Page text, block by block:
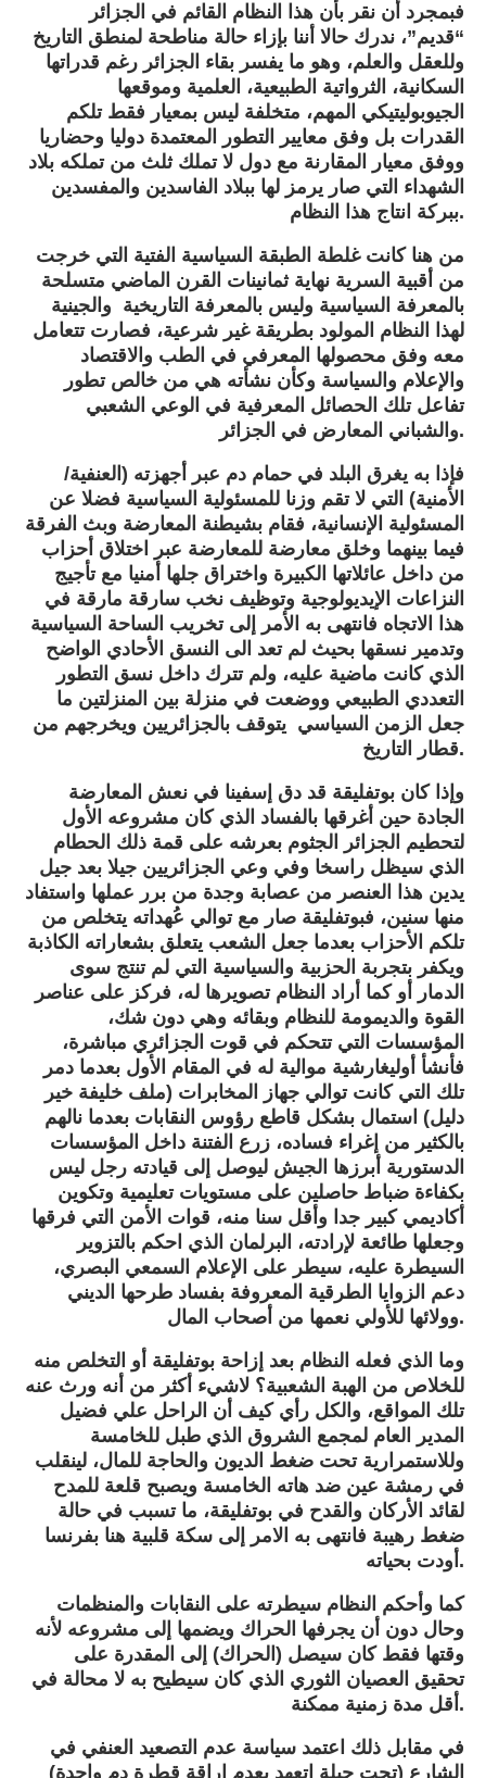
فبمجرد أن نقر بأن هذا النظام القائم في الجزائر
“قديم”، ندرك حالا أننا بإزاء حالة مناطحة لمنطق التاريخ
وللعقل والعلم، وهو ما يفسر بقاء الجزائر رغم قدراتها
السكانية، الثرواتية الطبيعية، العلمية وموقعها
الجيوبوليتيكي المهم، متخلفة ليس بمعيار فقط تلكم
القدرات بل وفق معايير التطور المعتمدة دوليا وحضاريا
ووفق معيار المقارنة مع دول لا تملك ثلث من تملكه بلاد
الشهداء التي صار يرمز لها ببلاد الفاسدين والمفسدين
ببركة انتاج هذا النظام.
من هنا كانت غلطة الطبقة السياسية الفتية التي خرجت
من أقبية السرية نهاية ثمانينات القرن الماضي متسلحة
بالمعرفة السياسية وليس بالمعرفة التاريخية والجينية
لهذا النظام المولود بطريقة غير شرعية، فصارت تتعامل
معه وفق محصولها المعرفي في الطب والاقتصاد
والإعلام والسياسة وكأن نشأته هي من خالص تطور
تفاعل تلك الحصائل المعرفية في الوعي الشعبي
والشباني المعارض في الجزائر.
فإذا به يغرق البلد في حمام دم عبر أجهزته (العنفية/
الأمنية) التي لا تقم وزنا للمسئولية السياسية فضلا عن
المسئولية الإنسانية، فقام بشيطنة المعارضة وبث الفرقة
فيما بينهما وخلق معارضة للمعارضة عبر اختلاق أحزاب
من داخل عائلاتها الكبيرة واختراق جلها أمنيا مع تأجيج
النزاعات الإيديولوجية وتوظيف نخب سارقة مارقة في
هذا الاتجاه فانتهى به الأمر إلى تخريب الساحة السياسية
وتدمير نسقها بحيث لم تعد الى النسق الأحادي الواضح
الذي كانت ماضية عليه، ولم تترك داخل نسق التطور
التعددي الطبيعي ووضعت في منزلة بين المنزلتين ما
جعل الزمن السياسي يتوقف بالجزائريين ويخرجهم من
قطار التاريخ.
وإذا كان بوتفليقة قد دق إسفينا في نعش المعارضة
الجادة حين أغرقها بالفساد الذي كان مشروعه الأول
لتحطيم الجزائر الجثوم بعرشه على قمة ذلك الحطام
الذي سيظل راسخا وفي وعي الجزائريين جيلا بعد جيل
يدين هذا العنصر من عصابة وجدة من برر عملها واستفاد
منها سنين، فبوتفليقة صار مع توالي عُهداته يتخلص من
تلكم الأحزاب بعدما جعل الشعب يتعلق بشعاراته الكاذبة
ويكفر بتجربة الحزبية والسياسية التي لم تنتج سوى
الدمار أو كما أراد النظام تصويرها له، فركز على عناصر
القوة والديمومة للنظام وبقائه وهي دون شك،
المؤسسات التي تتحكم في قوت الجزائري مباشرة،
فأنشأ أوليغارشية موالية له في المقام الأول بعدما دمر
تلك التي كانت توالي جهاز المخابرات (ملف خليفة خير
دليل) استمال بشكل قاطع رؤوس النقابات بعدما نالهم
بالكثير من إغراء فساده، زرع الفتنة داخل المؤسسات
الدستورية أبرزها الجيش ليوصل إلى قيادته رجل ليس
بكفاءة ضباط حاصلين على مستويات تعليمية وتكوين
أكاديمي كبير جدا وأقل سنا منه، قوات الأمن التي فرقها
وجعلها طائعة لإرادته، البرلمان الذي احكم بالتزوير
السيطرة عليه، سيطر على الإعلام السمعي البصري،
دعم الزوايا الطرقية المعروفة بفساد طرحها الديني
وولائها للأولي نعمها من أصحاب المال.
وما الذي فعله النظام بعد إزاحة بوتفليقة أو التخلص منه
للخلاص من الهبة الشعبية؟ لاشيء أكثر من أنه ورث عنه
تلك المواقع، والكل رأي كيف أن الراحل علي فضيل
المدير العام لمجمع الشروق الذي طبل للخامسة
وللاستمرارية تحت ضغط الديون والحاجة للمال، لينقلب
في رمشة عين ضد هاته الخامسة ويصبح قلعة للمدح
لقائد الأركان والقدح في بوتفليقة، ما تسبب في حالة
ضغط رهيبة فانتهى به الامر إلى سكة قلبية هنا بفرنسا
أودت بحياته.
كما وأحكم النظام سيطرته على النقابات والمنظمات
وحال دون أن يجرفها الحراك ويضمها إلى مشروعه لأنه
وقتها فقط كان سيصل (الحراك) إلى المقدرة على
تحقيق العصيان الثوري الذي كان سيطيح به لا محالة في
أقل مدة زمنية ممكنة.
في مقابل ذلك اعتمد سياسة عدم التصعيد العنفي في
الشارع (تحت حيلة اتعهد بعدم إراقة قطرة دم واحدة)